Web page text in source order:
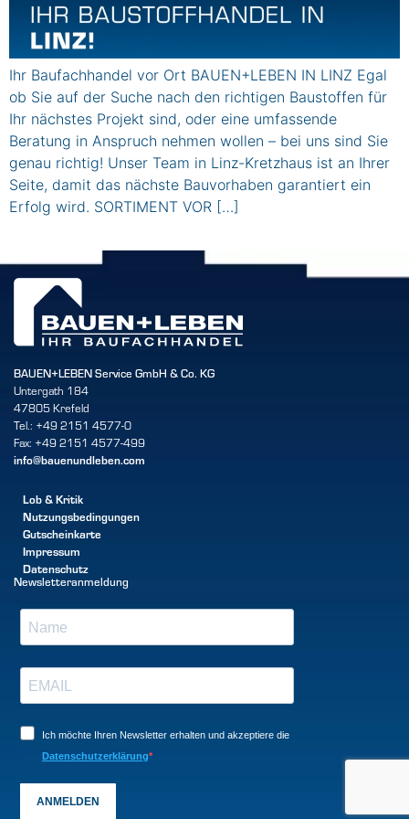
Ihr Baufachhandel vor Ort BAUEN+LEBEN IN LINZ Egal
ob Sie auf der Suche nach den richtigen Baustoffen für
Ihr nächstes Projekt sind, oder eine umfassende
Beratung in Anspruch nehmen wollen – bei uns sind Sie
genau richtig! Unser Team in Linz-Kretzhaus ist an Ihrer
Seite, damit das nächste Bauvorhaben garantiert ein
Erfolg wird. SORTIMENT VOR […]
BAUEN+LEBEN Service GmbH & Co. KG
Untergath 184
47805 Krefeld
Tel.: +49 2151 4577-0
Fax: +49 2151 4577-499
info@bauenundleben.com
Lob & Kritik
Nutzungsbedingungen
Gutscheinkarte
Impressum
Datenschutz
Newsletteranmeldung
Ich möchte Ihren Newsletter erhalten und akzeptiere die
Datenschutzerklärung
ANMELDEN